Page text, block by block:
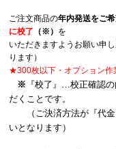
ご注文商品の年内発送をご
に校了 （※） を
いただきますようお願い申
ります）
★300枚以下・オプション作
※ 『校了』…校正確認
だくことです。
（ご決済方法が『代金
いとなります）